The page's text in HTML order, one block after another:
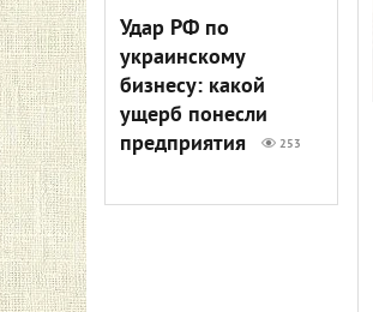
Удар РФ по
украинскому
бизнесу: какой
ущерб понесли
предприятия
253